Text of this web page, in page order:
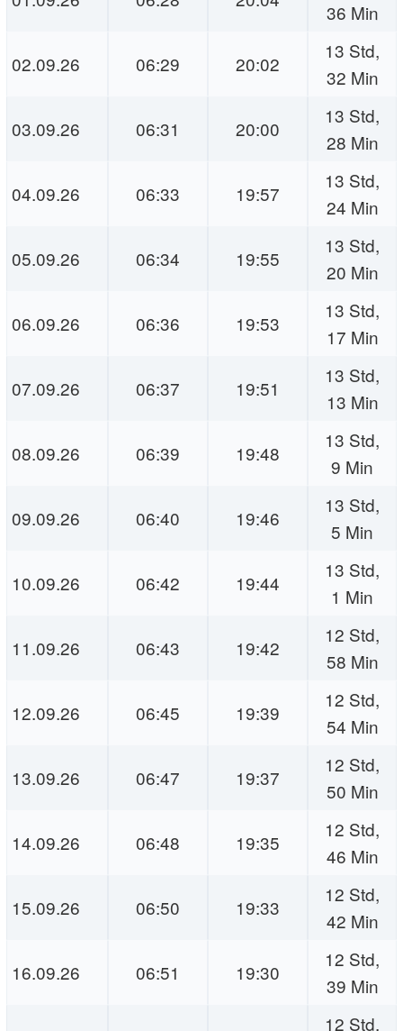
36 Min
02.09.26 06:29 20:02
13 Std,
32 Min
03.09.26 06:31 20:00
13 Std,
28 Min
04.09.26 06:33 19:57
13 Std,
24 Min
05.09.26 06:34 19:55
13 Std,
20 Min
06.09.26 06:36 19:53
13 Std,
17 Min
07.09.26 06:37 19:51
13 Std,
13 Min
08.09.26 06:39 19:48
13 Std,
9 Min
09.09.26 06:40 19:46
13 Std,
5 Min
10.09.26 06:42 19:44
13 Std,
1 Min
11.09.26 06:43 19:42
12 Std,
58 Min
12.09.26 06:45 19:39
12 Std,
54 Min
13.09.26 06:47 19:37
12 Std,
50 Min
14.09.26 06:48 19:35
12 Std,
46 Min
15.09.26 06:50 19:33
12 Std,
42 Min
16.09.26 06:51 19:30
12 Std,
39 Min
12 Std,